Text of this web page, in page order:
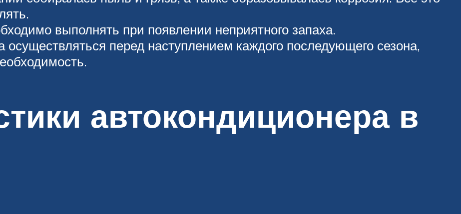
выполнять при появлении неприятного запаха.
перед наступлением каждого последующего сезона,
автокондиционера в